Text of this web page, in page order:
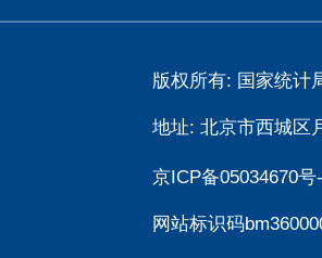
版权所有: 国家统
地址: 北京市西城区
京ICP备05034670号
网站标识码